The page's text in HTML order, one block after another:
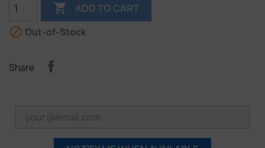
 ADD TO CART
 Out-of-Stock
Share